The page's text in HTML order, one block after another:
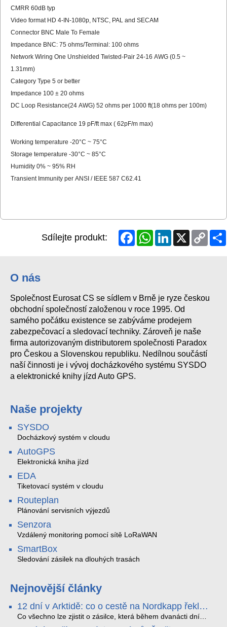
CMRR 60dB typ
Video format HD 4-IN-1 080p NTSC, PAL and SECAM
Connector BNC Male To Female
Impedance BNC: 75 ohms/Terminal: 100 ohms
Network Wiring One Unshielded Twisted-Pair 24-16 AWG (0.5 ~
1.31mm)
Category Type 5 or better
Impedance 100 ± 20 ohms
DC Loop Resistance(24 AWG) 52 ohms per 1000 ft(18 ohms per 100m)
Differential Capacitance 19 pF/ft max ( 62pF/m max)
Working temperature -20°C ~ 75°C
Storage temperature -30°C ~ 85°C
Humidity 0% ~ 95% RH
Transient Immunity per ANSI / IEEE 587 C62.41
Sdílejte produkt: FacebookWhatsAppLinkedInX
Copy
Link
O nás
Společnost Eurosat CS se sídlem v Brně je ryze českou
obchodní společností založenou v roce 1995. Od
samého počátku existence se zabýváme prodejem
zabezpečovací a sledovací techniky. Zároveň je naše
firma autorizovaným distributorem společnosti Paradox
pro Českou a Slovenskou republiku. Nedílnou součástí
naší činnosti je i vývoj docházkového systému SYSDO
a elektronické knihy jízd Auto GPS.
Naše projekty
SYSDO
Docházkový systém v cloudu
AutoGPS
Elektronická kniha jízd
EDA
Tiketovací systém v cloudu
Routeplan
Plánování servisních výjezdů
Senzora
Vzdálený monitoring pomocí sítě LoRaWAN
SmartBox
Sledování zásilek na dlouhých trasách
Nejnovější články
12 dní v Arktidě: co o cestě na Nordkapp řekla
data ze SMARTBOX 2 MAX
Co všechno lze zjistit o zásilce, která během dvanácti dní
projede Arktidou? SMARTBOX 2 MAX jsme vzali na trasu z